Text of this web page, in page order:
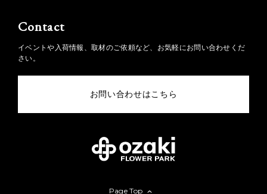
Contact
イベントや入荷情報、取材のご依頼など、お気軽にお問い合わせくだ
さい。
お問い合わせはこちら
Page Top